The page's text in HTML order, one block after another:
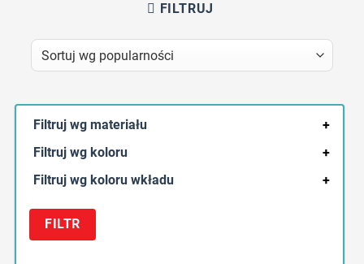
FILTRUJ
Filtruj wg materiału
+
Filtruj wg koloru
+
Filtruj wg koloru wkładu
+
FILTR